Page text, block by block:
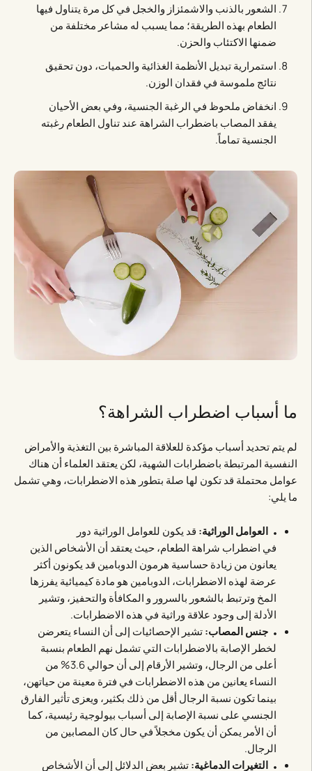
الشعور بالذنب والاشمئزاز والخجل في كل مرة يتناول فيها
الطعام بهذه الطريقة؛ مما يسبب له مشاعر مختلفة من
ضمنها الاكتئاب والحزن.
استمرارية تبديل الأنظمة الغذائية والحميات، دون تحقيق
نتائج ملموسة في فقدان الوزن.
انخفاض ملحوظ في الرغبة الجنسية، وفي بعض الأحيان
يفقد المصاب باضطراب الشراهة عند تناول الطعام رغبته
الجنسية تماماً.
ما أسباب اضطراب الشراهة؟
لم يتم تحديد أسباب مؤكدة للعلاقة المباشرة بين التغذية والأمراض
النفسية المرتبطة باضطرابات الشهية، لكن يعتقد العلماء أن هناك
عوامل محتملة قد تكون لها صلة بتطور هذه الاضطرابات، وهي تشمل
ما يلي:
العوامل الوراثية: قد يكون للعوامل الوراثية دور
في اضطراب شراهة الطعام، حيث يعتقد أن الأشخاص الذين
يعانون من زيادة حساسية هرمون الدوبامين قد يكونون أكثر
عرضة لهذه الاضطرابات، الدوبامين هو مادة كيميائية يفرزها
المخ وترتبط بالشعور بالسرور و المكافأة والتحفيز، وتشير
الأدلة إلى وجود علاقة وراثية في هذه الاضطرابات.
جنس المصاب:تشير الإحصائيات إلى أن النساء يتعرضن
لخطر الإصابة بالاضطرابات التي تشمل نهم الطعام بنسبة
أعلى من الرجال، وتشير الأرقام إلى أن حوالي 3.6% من
النساء يعانين من هذه الاضطرابات في فترة معينة من حياتهن،
بينما تكون نسبة الرجال أقل من ذلك بكثير، ويعزى تأثير الفارق
الجنسي على نسبة الإصابة إلى أسباب بيولوجية رئيسية، كما
أن الأمر يمكن أن يكون مخجلاً في حال كان المصابين من
الرجال.
التغيرات الدماغية:تشير بعض الدلائل إلى أن الأشخاص